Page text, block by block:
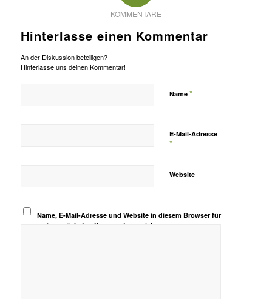
KOMMENTARE
Hinterlasse einen Kommentar
An der Diskussion beteiligen?
Hinterlasse uns deinen Kommentar!
Name *
E-Mail-Adresse
*
Website
Name, E-Mail-Adresse und Website in diesem Browser für
meinen nächsten Kommentar speichern.